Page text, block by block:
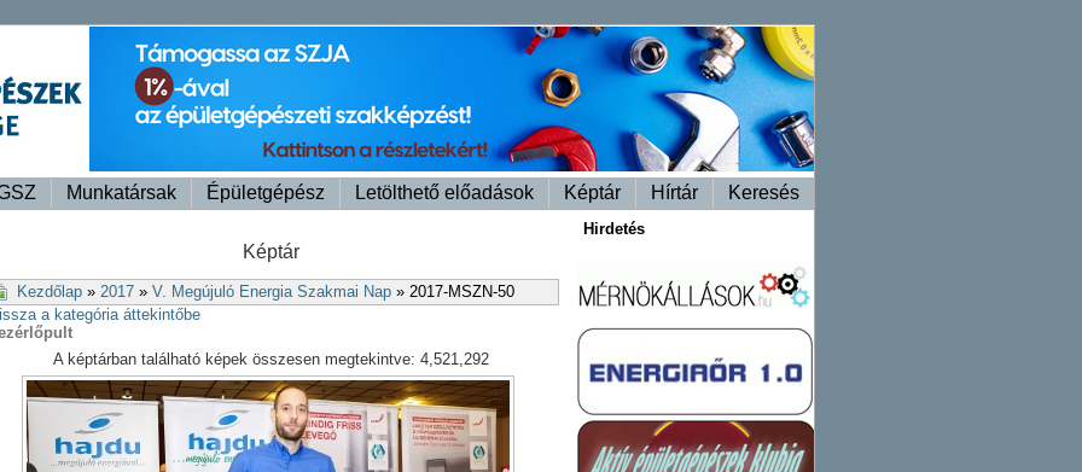
Munkatársak Épületgépész Letölthető előadások Képtár Hírtár Keresés
Hirdetés
Képtár
Kezdőlap » 2017 » V. Megújuló Energia Szakmai Nap » 2017-MSZN-50
a kategória áttekintőbe
A képtárban található képek összesen megtekintve: 4,521,292